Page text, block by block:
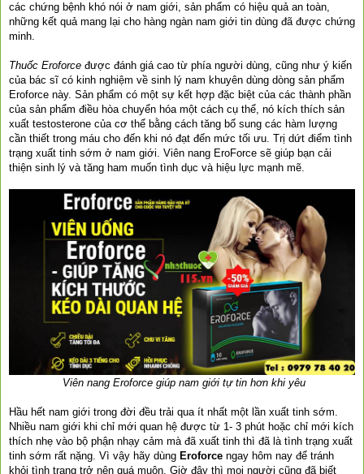
các chứng bệnh khó nói ở nam giới, sản phẩm có hiệu quả an toàn,
những kết quả mang lại cho hàng ngàn nam giới tin dùng đã được chứng
minh.
Thuốc Eroforce được đánh giá cao từ phía người dùng, cũng như ý kiến
của bác sĩ có kinh nghiệm về sinh lý nam khuyên dùng dòng sản phẩm
Eroforce này. Sản phẩm có một sự kết hợp đặc biệt của các thành phần
của sản phẩm điều hòa chuyển hóa một cách cụ thể, nó kích thích sản
xuất testosterone của cơ thể bằng cách tăng bổ sung các hàm lượng
cần thiết trong máu cho đến khi nó đạt đến mức tối ưu. Trị dứt điểm tình
trạng xuất tinh sớm ở nam giới. Viên nang EroForce sẽ giúp bạn cải
thiện sinh lý và tăng ham muốn tình dục và hiệu lực mạnh mẽ.
Viên nang Eroforce giúp nam giới tự tin hơn khi yêu
Hầu hết nam giới trong đời đều trải qua ít nhất một lần xuất tinh sớm.
Nhiều nam giới khi chỉ mới quan hệ được từ 1- 3 phút hoặc chỉ mới kích
thích nhẹ vào bộ phận nhạy cảm mà đã xuất tinh thì đã là tình trạng xuất
tinh sớm rất nặng. Vì vậy hãy dùng Eroforce ngay hôm nay để tránh
khỏi tình trạng trở nên quá muộn. Giờ đây thì mọi người cũng đã biết